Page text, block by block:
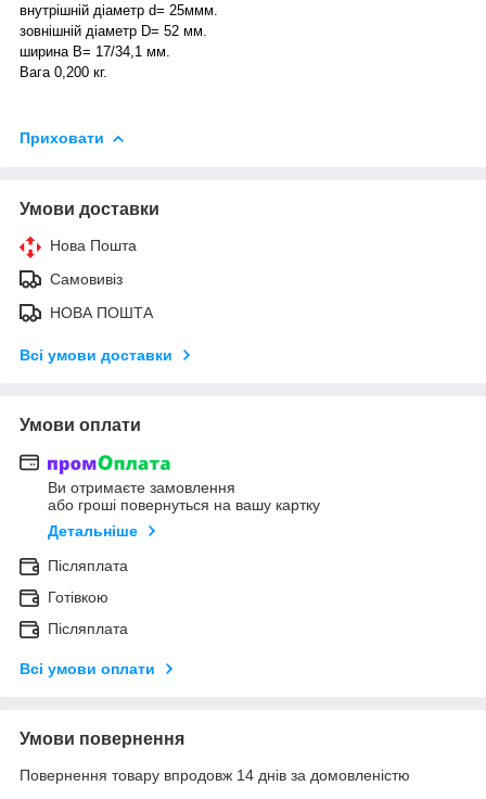
внутрішній діаметр d= 25ммм.
зовнішній діаметр D= 52 мм.
ширина B= 17/34,1 мм.
Вага 0,200 кг.
Приховати
Умови доставки
Нова Пошта
Самовивіз
НОВА ПОШТА
Всі умови доставки
Умови оплати
Ви отримаєте замовлення
або гроші повернуться на вашу картку
Детальніше
Післяплата
Готівкою
Післяплата
Всі умови оплати
Умови повернення
Повернення товару впродовж 14 днів за домовленістю